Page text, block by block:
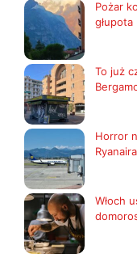
Pożar
głupota
To już
Horror
Włoch